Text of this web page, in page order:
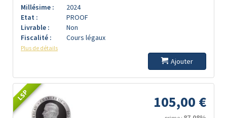
Millésime :
2024
Etat :
PROOF
Livrable :
Non
Fiscalité :
Cours légaux
Plus de détails
Ajouter
LSP 105,00 €